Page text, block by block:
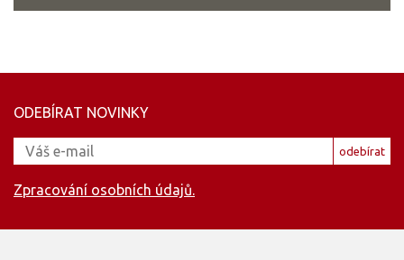
ODEBÍRAT NOVINKY
odebírat
Zpracování osobních údajů.